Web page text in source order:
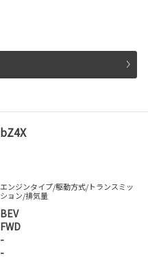
bZ4X
エンジンタイプ/駆動方式/トランスミッ
ション/排気量
BEV
FWD
-
-